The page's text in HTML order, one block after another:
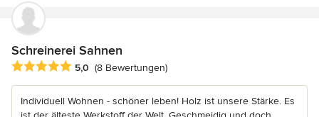
Schreinerei Sahnen
Durchschnittliche Bewertung: 5 von 5 Sternen
5,0 (8 Bewertungen)
Individuell Wohnen - schöner leben! Holz ist unsere Stärke. Es